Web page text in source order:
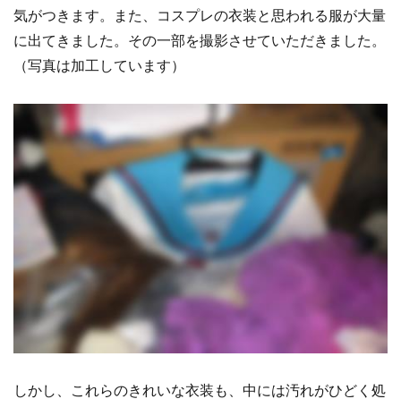
気がつきます。また、コスプレの衣装と思われる服が大量
に出てきました。その一部を撮影させていただきました。
（写真は加工しています）
しかし、これらのきれいな衣装も、中には汚れがひどく処